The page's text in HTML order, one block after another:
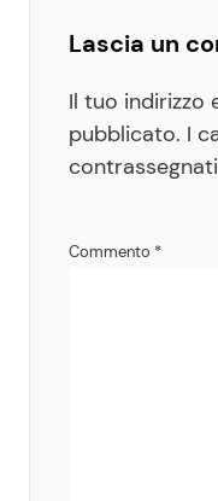
Lascia un
Il tuo indirizzo
pubblicato. I
contrassegnati
Commento *